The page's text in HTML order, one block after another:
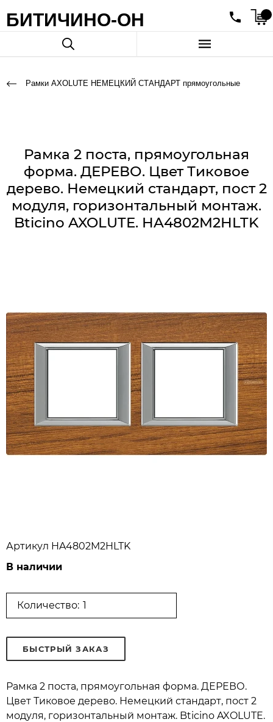
БИТИЧИНО-ОН
Рамки AXOLUTE НЕМЕЦКИЙ СТАНДАРТ прямоугольные
Рамка 2 поста, прямоугольная
форма. ДЕРЕВО. Цвет Тиковое
дерево. Немецкий стандарт, пост 2
модуля, горизонтальный монтаж.
Bticino AXOLUTE. HA4802M2HLTK
Артикул HA4802M2HLTK
В наличии
Количество:
БЫСТРЫЙ ЗАКАЗ
Рамка 2 поста, прямоугольная форма. ДЕРЕВО.
Цвет Тиковое дерево. Немецкий стандарт, пост 2
модуля, горизонтальный монтаж. Bticino AXOLUTE.